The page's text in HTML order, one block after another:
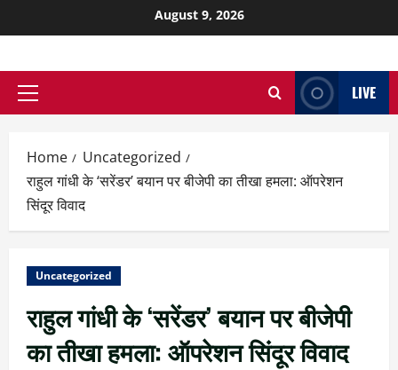
August 9, 2026
LIVE
Home
Uncategorized
राहुल गांधी के ‘सरेंडर’ बयान पर बीजेपी का तीखा हमला: ऑपरेशन
सिंदूर विवाद
Uncategorized
राहुल गांधी के ‘सरेंडर’ बयान पर बीजेपी
का तीखा हमला: ऑपरेशन सिंदूर विवाद